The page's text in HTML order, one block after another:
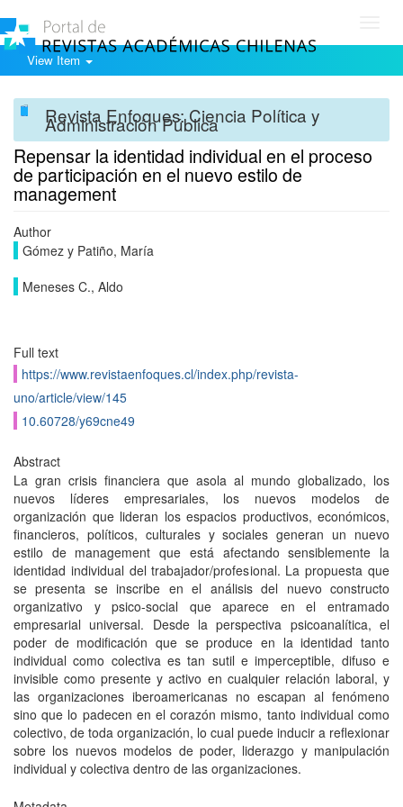
View Item
Revista Enfoques: Ciencia Política y
Administración Pública
Repensar la identidad individual en el proceso
de participación en el nuevo estilo de
management
Author
Gómez y Patiño, María
Meneses C., Aldo
Full text
https://www.revistaenfoques.cl/index.php/revista-
uno/article/view/145
10.60728/y69cne49
Abstract
La gran crisis financiera que asola al mundo globalizado, los
nuevos líderes empresariales, los nuevos modelos de
organización que lideran los espacios productivos, económicos,
financieros, políticos, culturales y sociales generan un nuevo
estilo de management que está afectando sensiblemente la
identidad individual del trabajador/profesional. La propuesta que
se presenta se inscribe en el análisis del nuevo constructo
organizativo y psico-social que aparece en el entramado
empresarial universal. Desde la perspectiva psicoanalítica, el
poder de modificación que se produce en la identidad tanto
individual como colectiva es tan sutil e imperceptible, difuso e
invisible como presente y activo en cualquier relación laboral, y
las organizaciones iberoamericanas no escapan al fenómeno
sino que lo padecen en el corazón mismo, tanto individual como
colectivo, de toda organización, lo cual puede inducir a reflexionar
sobre los nuevos modelos de poder, liderazgo y manipulación
individual y colectiva dentro de las organizaciones.